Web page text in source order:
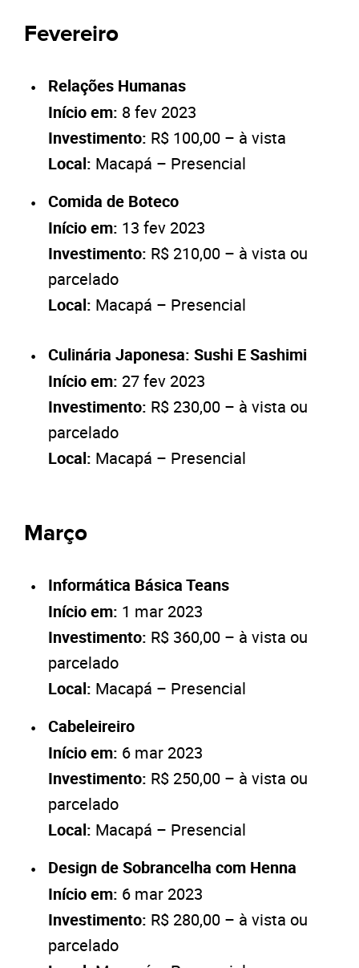
Fevereiro
Relações Humanas
Início em: 8 fev 2023
Investimento: R$ 100,00 – à vista
Local: Macapá – Presencial
Comida de Boteco
Início em: 13 fev 2023
Investimento: R$ 210,00 – à vista ou
parcelado
Local: Macapá – Presencial
Culinária Japonesa: Sushi E Sashimi
Início em: 27 fev 2023
Investimento: R$ 230,00 – à vista ou
parcelado
Local: Macapá – Presencial
Março
Informática Básica Teans
Início em: 1 mar 2023
Investimento: R$ 360,00 – à vista ou
parcelado
Local: Macapá – Presencial
Cabeleireiro
Início em: 6 mar 2023
Investimento: R$ 250,00 – à vista ou
parcelado
Local: Macapá – Presencial
Design de Sobrancelha com Henna
Início em: 6 mar 2023
Investimento: R$ 280,00 – à vista ou
parcelado